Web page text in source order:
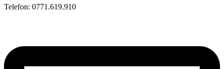
Telefon: 0771.619.910